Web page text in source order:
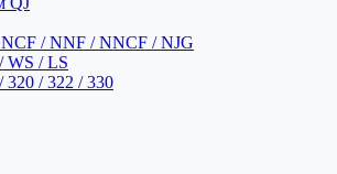
/ NNF / NNCF / NJG
WS / LS
/ 322 / 330